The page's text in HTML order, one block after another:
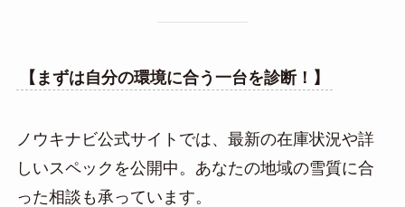
【まずは自分の環境に合う一台を診断！】
ノウキナビ公式サイトでは、最新の在庫状況や詳
しいスペックを公開中。あなたの地域の雪質に合
った相談も承っています。